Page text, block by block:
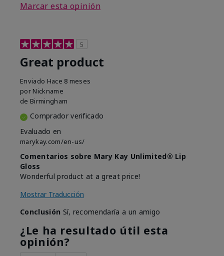
Marcar esta opinión
5
Great product
Enviado Hace 8 meses
por Nickname
de Birmingham
Comprador verificado
Evaluado en
marykay.com/en-us/
Comentarios sobre Mary Kay Unlimited® Lip
Gloss
Wonderful product at a great price!
Mostrar Traducción
Conclusión Sí, recomendaría a un amigo
¿Le ha resultado útil esta
opinión?